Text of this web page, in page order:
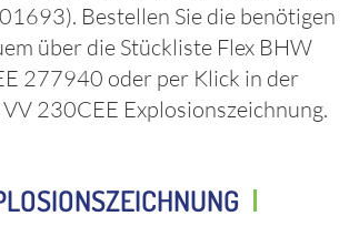
. Bestellen Sie die benötigen
über die Stückliste Flex BHW
277940 oder per Klick in der
230CEE Explosionszeichnung.